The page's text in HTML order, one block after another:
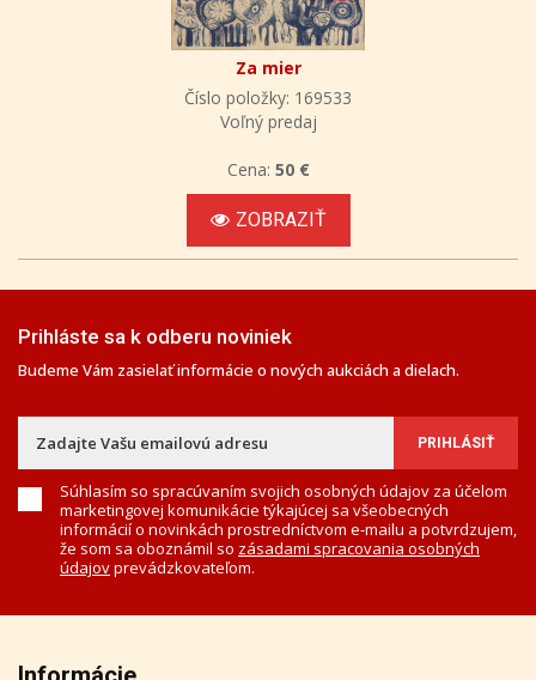
Za mier
Číslo položky: 169533
Voľný predaj
Cena: 50 €
ZOBRAZIŤ
Prihláste sa k odberu noviniek
Budeme Vám zasielať informácie o nových aukciách a dielach.
Súhlasím so spracúvaním svojich osobných údajov za účelom
marketingovej komunikácie týkajúcej sa všeobecných
informácií o novinkách prostredníctvom e-mailu a potvrdzujem,
že som sa oboznámil so zásadami spracovania osobných
údajovprevádzkovateľom.